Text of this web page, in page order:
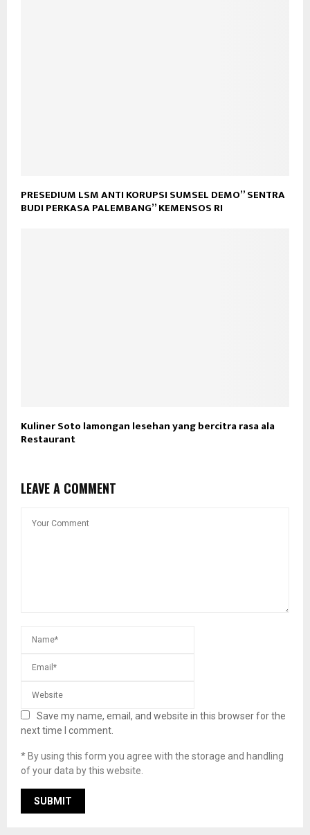
PRESEDIUM LSM ANTI KORUPSI SUMSEL DEMO” SENTRA
BUDI PERKASA PALEMBANG” KEMENSOS RI
Kuliner Soto lamongan lesehan yang bercitra rasa ala
Restaurant
LEAVE A COMMENT
Save my name, email, and website in this browser for the
next time I comment.
* By using this form you agree with the storage and handling
of your data by this website.